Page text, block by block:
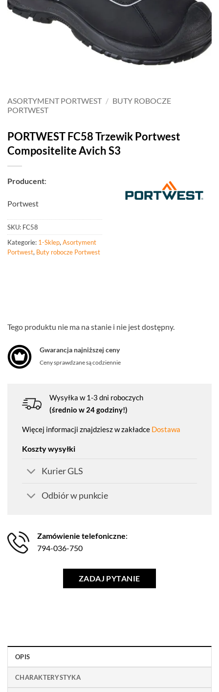
ASORTYMENT PORTWEST / BUTY ROBOCZE
PORTWEST
PORTWEST FC58 Trzewik Portwest
Compositelite Avich S3
Producent:
Portwest
SKU: FC58
Kategorie: 1-Sklep,Asortyment
Portwest, Buty robocze Portwest
Tego produktu nie ma na stanie i nie jest dostępny.
Gwarancja najniższej ceny
Ceny sprawdzane są codziennie
Wysyłka w 1-3 dni roboczych
(średnio w 24 godziny!)
Więcej informacji znajdziesz w zakładce Dostawa
Koszty wysyłki
Kurier GLS
Odbiór w punkcie
Zamówienie telefoniczne:
794-036-750
ZADAJ PYTANIE
OPIS
CHARAKTERYSTYKA